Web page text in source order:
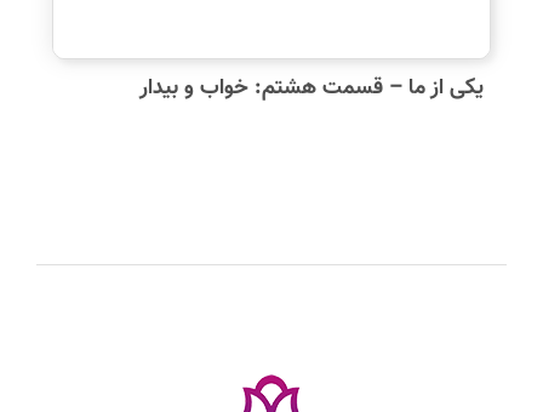
یکی از ما – قسمت هشتم: خواب و بیدار